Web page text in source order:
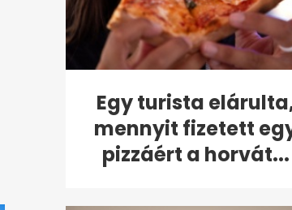
Egy turista
mennyit fizetett
pizzáért a horvát...